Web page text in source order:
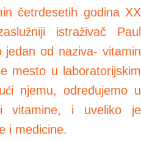
četrdesetih godina XX
istraživač Paul
od naziva- vitamin
mesto u laboratorijskim
njemu, određujemo u
vitamine, i uveliko je
i medicine.